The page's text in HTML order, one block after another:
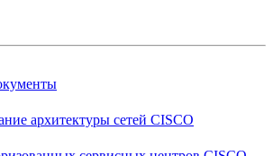
архитектуры сетей CISCO